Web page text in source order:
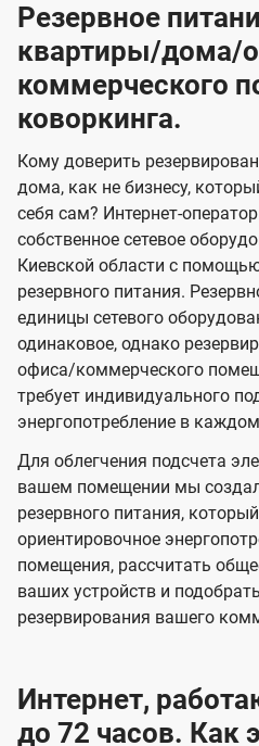
Резервное
квартиры/дома/
коммерческого
коворкинга.
Кому доверить
дома, как не бизнесу,
себя сам? Интернет-
собственное сетевое
Киевской области с
резервного питания.
единицы сетевого
одинаковое, однако
офиса/коммерческого
требует индивидуального
энергопотребление в
Для облегчения подсчета
вашем помещении мы
резервного питания,
ориентировочное
помещения, рассчитать
ваших устройств и
резервирования вашего
Интернет,
до 72 часов. Как